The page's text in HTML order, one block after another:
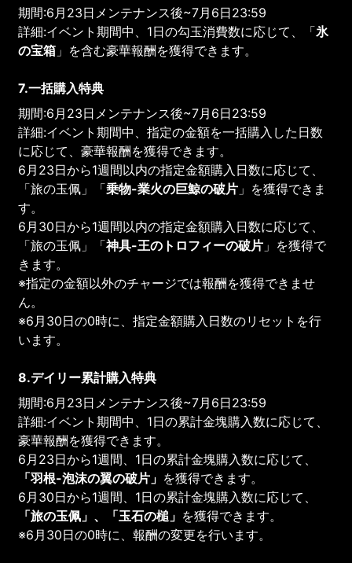
期間:6月23日メンテナンス後~7月6日23:59
詳細:イベント期間中、1日の勾玉消費数に応じて、「氷
の宝箱 」を含む豪華報酬を獲得できます。
7.一括購入特典
期間:6月23日メンテナンス後~7月6日23:59
詳細:イベント期間中、指定の金額を一括購入した日数
に応じて、豪華報酬を獲得できます。
6月23日から1週間以内の指定金額購入日数に応じて、
「旅の玉佩」「乗物-業火の巨鯨の破片 」を獲得できま
す。
6月30日から1週間以内の指定金額購入日数に応じて、
「旅の玉佩」「神具-王のトロフィーの破片 」を獲得で
きます。
※指定の金額以外のチャージでは報酬を獲得できませ
ん。
※6月30日の0時に、指定金額購入日数のリセットを行
います。
8.デイリー累計購入特典
期間:6月23日メンテナンス後~7月6日23:59
詳細:イベント期間中、1日の累計金塊購入数に応じて、
豪華報酬を獲得できます。
6月23日から1週間、1日の累計金塊購入数に応じて、
「羽根-泡沫の翼の破片」 を獲得できます。
6月30日から1週間、1日の累計金塊購入数に応じて、
「旅の玉佩」、「玉石の槌」 を獲得できます。
※6月30日の0時に、報酬の変更を行います。